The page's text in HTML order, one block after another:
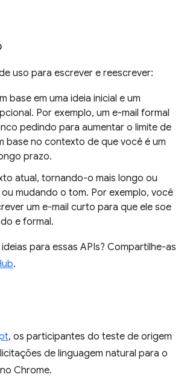
uso para escrever e reescrever:
base em uma ideia inicial e um
Por exemplo, um e-mail formal
pedindo para aumentar o limite de
base no contexto de que você é um
prazo.
atual, tornando-o mais longo ou
mudando o tom. Por exemplo, você
um e-mail curto para que ele soe
e formal.
para essas APIs? Compartilhe-as
.
, os participantes do teste de origem
de linguagem natural para o
Chrome.